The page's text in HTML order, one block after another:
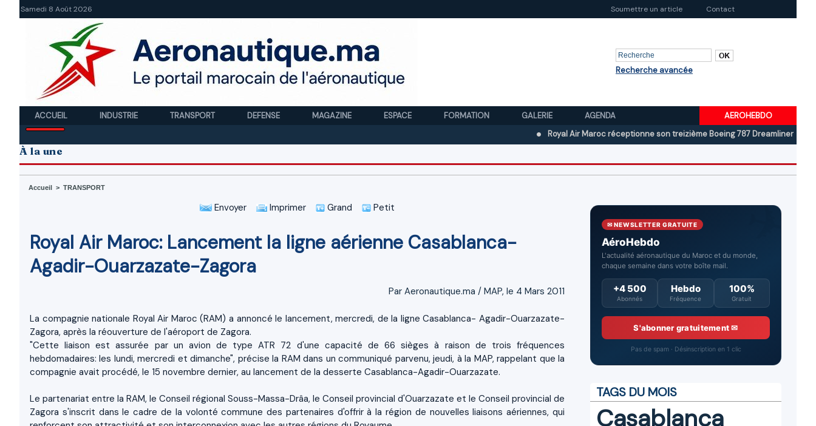
Samedi 8 Août 2026 Soumettre un article Contact
Recherche avancée
ACCUEIL INDUSTRIE TRANSPORT DEFENSE MAGAZINE ESPACE FORMATION GALERIE AGENDA
AEROHEBDO
Royal Air Maroc réceptionne son treizième Boeing 787 Dreamliner
Boeing au
À la une
Accueil > TRANSPORT
Envoyer Imprimer Grand Petit
Royal Air Maroc: Lancement la ligne aérienne Casablanca-
Agadir-Ouarzazate-Zagora
Par Aeronautique.ma / MAP, le 4 Mars 2011
La compagnie nationale Royal Air Maroc (RAM) a annoncé le lancement, mercredi, de la ligne Casablanca- Agadir-Ouarzazate-
Zagora, après la réouverture de l'aéroport de Zagora.
"Cette liaison est assurée par un avion de type ATR 72 d'une capacité de 66 sièges à raison de trois fréquences
hebdomadaires: les lundi, mercredi et dimanche", précise la RAM dans un communiqué parvenu, jeudi, à la MAP, rappelant que la
compagnie avait procédé, le 15 novembre dernier, au lancement de la desserte Casablanca-Agadir-Ouarzazate.
Le partenariat entre la RAM, le Conseil régional Souss-Massa-Drâa, le Conseil provincial d'Ouarzazate et le Conseil provincial de
Zagora s'inscrit dans le cadre de la volonté commune des partenaires d'offrir à la région de nouvelles liaisons aériennes, qui
✉ NEWSLETTER GRATUITE
AéroHebdo
L'actualité aéronautique du Maroc et du monde,
chaque semaine dans votre boîte mail.
+4 500
Abonnés
Hebdo
Fréquence
100%
Gratuit
S'abonner gratuitement ✉
Pas de spam · Désinscription en 1 clic
TAGS DU MOIS
Casablanca